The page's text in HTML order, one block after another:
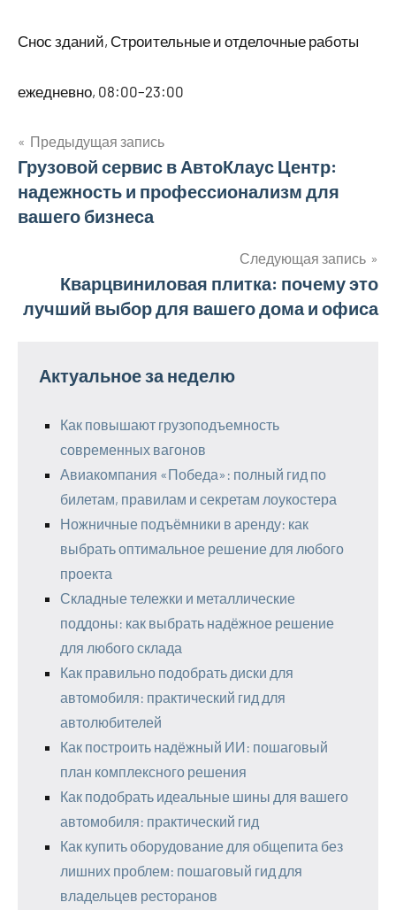
Снос зданий, Строительные и отделочные работы
ежедневно, 08:00–23:00
Навигация
по
Предыдущая запись
Грузовой сервис в АвтоКлаус Центр:
надежность и профессионализм для
вашего бизнеса
Следующая запись
Кварцвиниловая плитка: почему это
лучший выбор для вашего дома и офиса
Актуальное за неделю
Как повышают грузоподъемность
современных вагонов
Авиакомпания «Победа»: полный гид по
билетам, правилам и секретам лоукостера
Ножничные подъёмники в аренду: как
выбрать оптимальное решение для любого
проекта
Складные тележки и металлические
поддоны: как выбрать надёжное решение
для любого склада
Как правильно подобрать диски для
автомобиля: практический гид для
автолюбителей
Как построить надёжный ИИ: пошаговый
план комплексного решения
Как подобрать идеальные шины для вашего
автомобиля: практический гид
Как купить оборудование для общепита без
лишних проблем: пошаговый гид для
владельцев ресторанов